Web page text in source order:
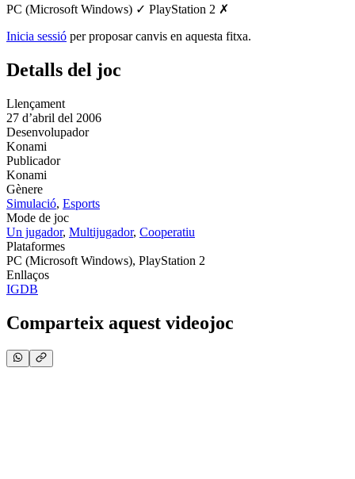
PC (Microsoft Windows) ✓ PlayStation 2 ✗
Inicia sessió per proposar canvis en aquesta fitxa.
Detalls del joc
Llençament
27 d’abril del 2006
Desenvolupador
Konami
Publicador
Konami
Gènere
Simulació, Esports
Mode de joc
Un jugador, Multijugador, Cooperatiu
Plataformes
PC (Microsoft Windows), PlayStation 2
Enllaços
IGDB
Comparteix aquest videojoc